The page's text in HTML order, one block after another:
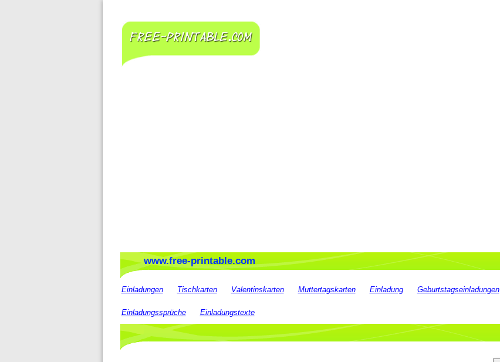
www.free-printable.com
Einladungen Tischkarten Valentinskarten Muttertagskarten Einladung Geburtstagseinladungen
Einladungssprüche Einladungstexte